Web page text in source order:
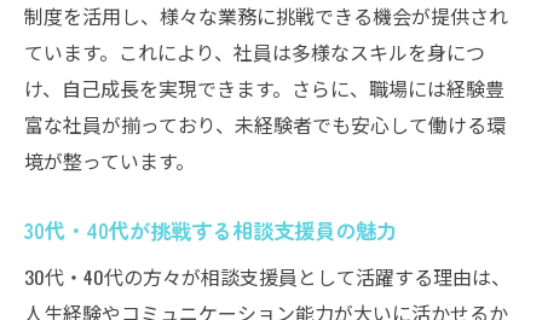
制度を活用し、様々な業務に挑戦できる機会が提供され
ています。これにより、社員は多様なスキルを身につ
け、自己成長を実現できます。さらに、職場には経験豊
富な社員が揃っており、未経験者でも安心して働ける環
境が整っています。
30代・40代が挑戦する相談支援員の魅力
30代・40代の方々が相談支援員として活躍する理由は、
人生経験やコミュニケーション能力が大いに活かせるか